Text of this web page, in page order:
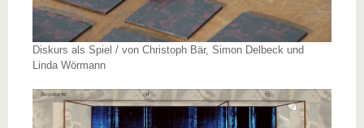
Diskurs als Spiel / von Christoph Bär, Simon Delbeck und
Linda Wörmann